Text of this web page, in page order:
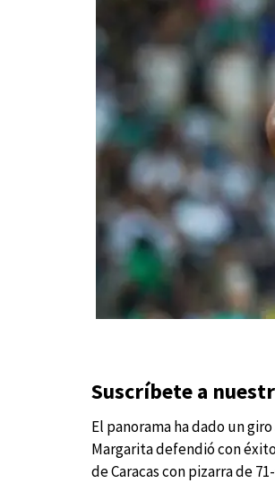
Suscríbete a
El panorama ha dado un
Margarita defendió con
de Caracas con pizarra de